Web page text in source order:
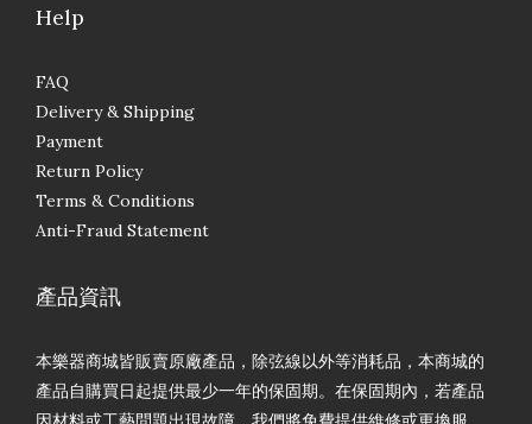
Help
FAQ
Delivery & Shipping
Payment
Return Policy
Terms & Conditions
Anti-Fraud Statement
產品資訊
本樂器商城皆販賣原廠產品，除弦線以外等消耗品，本商城的
產品自購買日起提供最少一年的保固期。在保固期內，若產品